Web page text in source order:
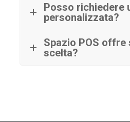
Posso richiedere
personalizzata?
Spazio POS offre
scelta?